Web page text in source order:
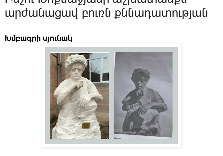
արժանացավ բուռն քննադատության
Խմբագրի սյունակ